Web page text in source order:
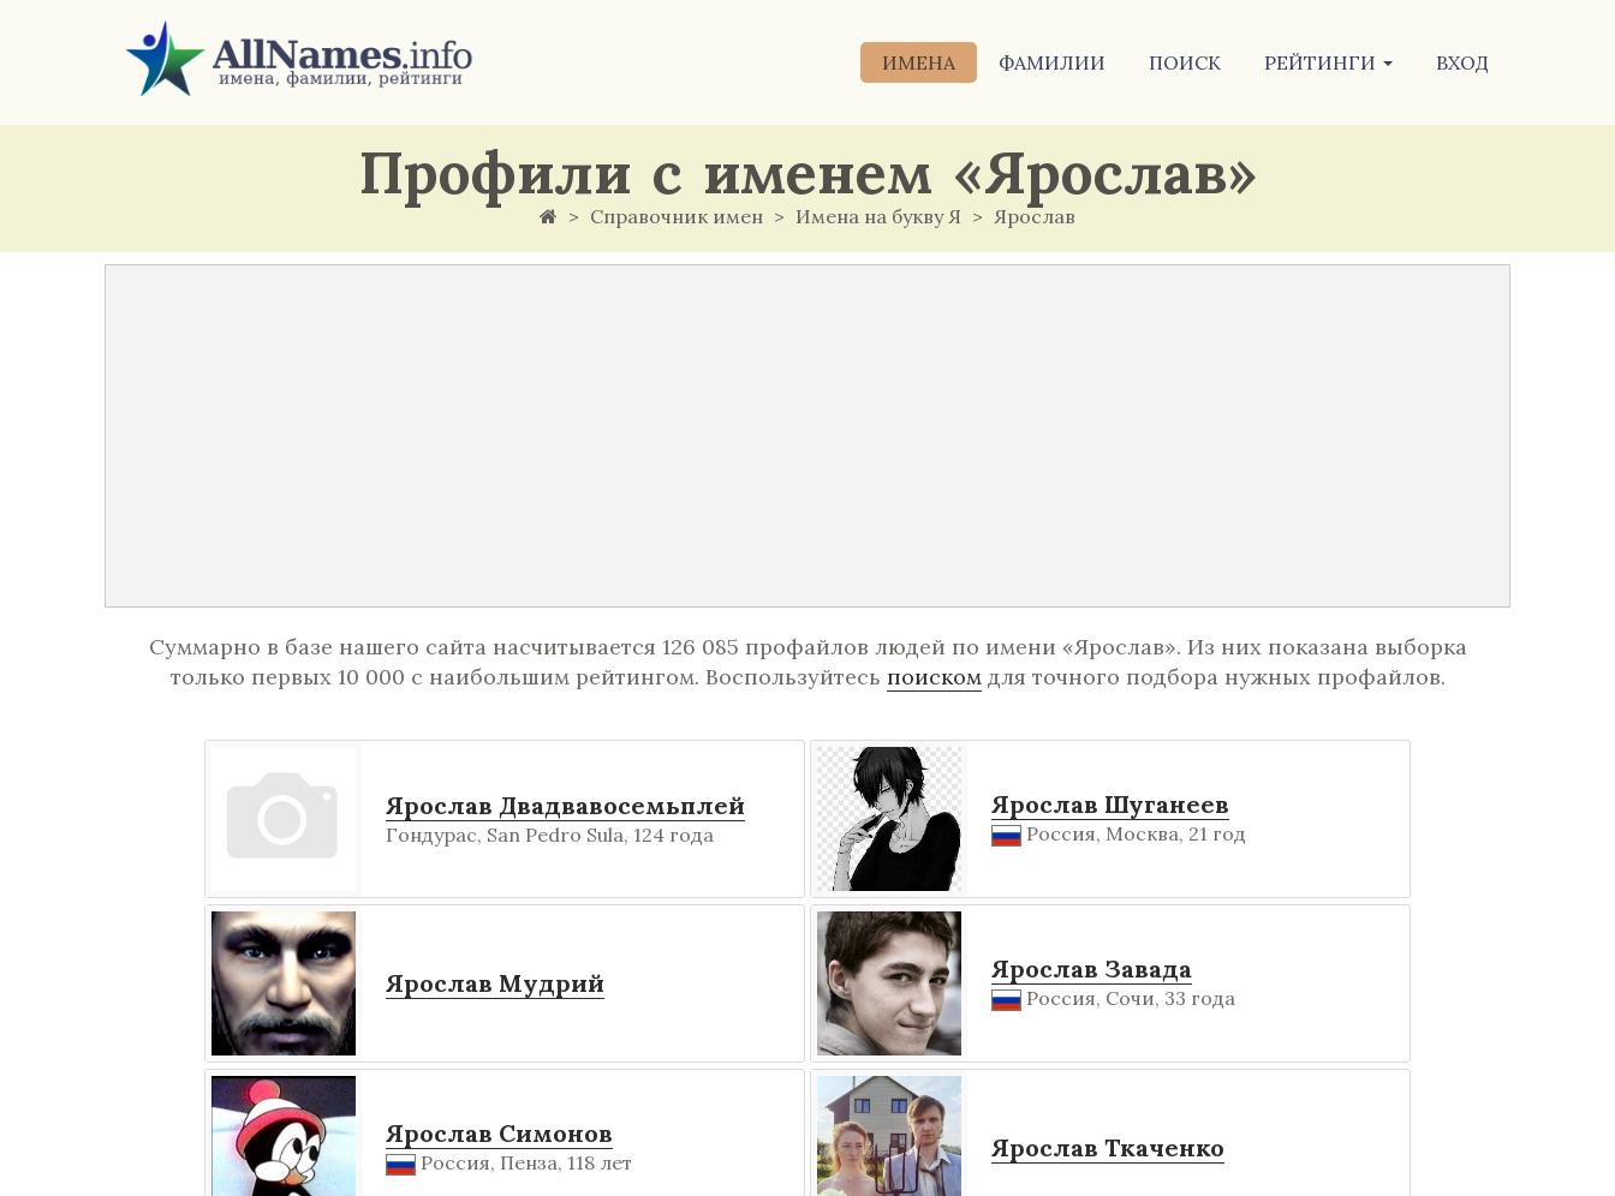
ИМЕНА ФАМИЛИИ ПОИСК РЕЙТИНГИ ВХОД
Профили с именем «Ярослав»
Справочник имен Имена на букву Я Ярослав
Суммарно в базе нашего сайта насчитывается 126 085 профайлов людей по имени «Ярослав». Из них показана выборка
только первых 10 000 с наибольшим рейтингом. Воспользуйтесь поискомдля точного подбора нужных профайлов.
Ярослав Двадвавосемьплей
Гондурас, San Pedro Sula, 124 года
Ярослав Шуганеев
Россия, Москва, 21 год
Ярослав Мудрий Ярослав Завада
Россия, Сочи, 33 года
Ярослав Симонов
Россия, Пенза, 118 лет Ярослав Ткаченко